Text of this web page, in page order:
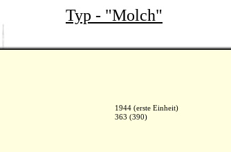
Typ - "Molch"
1944 (erste Einheit)
363 (390)